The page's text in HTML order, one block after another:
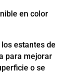
en color
estantes de
para mejorar
o se